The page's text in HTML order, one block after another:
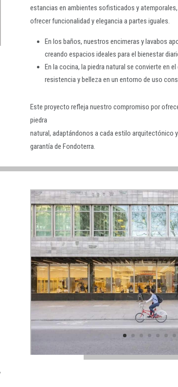
estancias en ambientes sofisticados y
ofrecer funcionalidad y elegancia a partes iguales.
En los baños, nuestros encimeras y lavabos
creando espacios ideales para el bienestar
En la cocina, la piedra natural se convierte en
resistencia y belleza en un entorno de uso
Este proyecto refleja nuestro compromiso por
piedra
natural, adaptándonos a cada estilo arquitectónico
garantía de Fondoterra.